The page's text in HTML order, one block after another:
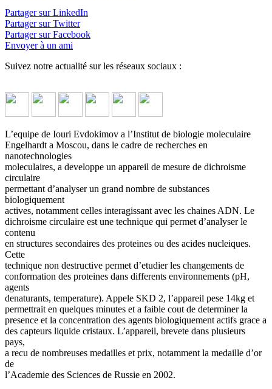
Partager sur LinkedIn
Partager sur Twitter
Partager sur Facebook
Envoyer à un ami
Suivez notre actualité sur les réseaux sociaux :
L’equipe de Iouri Evdokimov a l’Institut de biologie moleculaire
Engelhardt a Moscou, dans le cadre de recherches en
nanotechnologies
moleculaires, a developpe un appareil de mesure de dichroisme
circulaire
permettant d’analyser un grand nombre de substances
biologiquement
actives, notamment celles interagissant avec les chaines ADN. Le
dichroisme circulaire est une technique qui permet d’analyser le
contenu
en structures secondaires des proteines ou des acides nucleiques.
Cette
technique non destructive permet d’etudier les changements de
conformation des proteines dans differents environnements (pH,
agents
denaturants, temperature). Appele SKD 2, l’appareil pese 14kg et
permettrait en quelques minutes et a faible cout de determiner la
presence et la concentration des agents biologiquement actifs grace a
des capteurs liquide cristaux. L’appareil, brevete dans plusieurs
pays,
a recu de nombreuses medailles et prix, notamment la medaille d’or
de
l’Academie des Sciences de Russie en 2002.